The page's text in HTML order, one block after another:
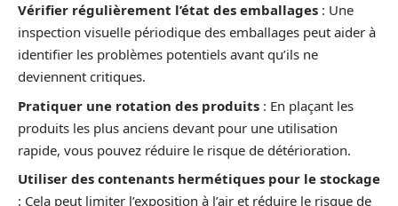
Vérifier régulièrement l’état des emballages : Une
inspection visuelle périodique des emballages peut aider à
identifier les problèmes potentiels avant qu’ils ne
deviennent critiques.
Pratiquer une rotation des produits : En plaçant les
produits les plus anciens devant pour une utilisation
rapide, vous pouvez réduire le risque de détérioration.
Utiliser des contenants hermétiques pour le stockage
: Cela peut limiter l’exposition à l’air et réduire le risque de